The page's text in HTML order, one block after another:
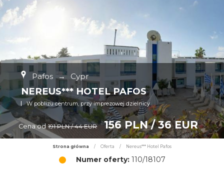
Pafos → Cypr
NEREUS*** HOTEL PAFOS
W poblizu centrum, przy imprezowej dzielnicy
Cena od 191 PLN / 44 EUR 156 PLN / 36 EUR
Strona główna / Oferta / Nereus*** Hotel Pafos
Numer oferty:110/18107